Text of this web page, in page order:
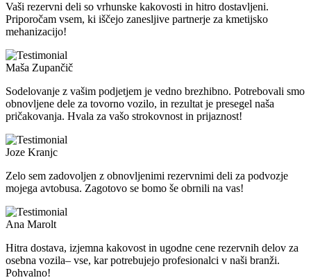
Vaši rezervni deli so vrhunske kakovosti in hitro dostavljeni.
Priporočam vsem, ki iščejo zanesljive partnerje za kmetijsko
mehanizacijo!
Maša Zupančič
Sodelovanje z vašim podjetjem je vedno brezhibno. Potrebovali smo
obnovljene dele za tovorno vozilo, in rezultat je presegel naša
pričakovanja. Hvala za vašo strokovnost in prijaznost!
Joze Kranjc
Zelo sem zadovoljen z obnovljenimi rezervnimi deli za podvozje
mojega avtobusa. Zagotovo se bomo še obrnili na vas!
Ana Marolt
Hitra dostava, izjemna kakovost in ugodne cene rezervnih delov za
osebna vozila– vse, kar potrebujejo profesionalci v naši branži.
Pohvalno!